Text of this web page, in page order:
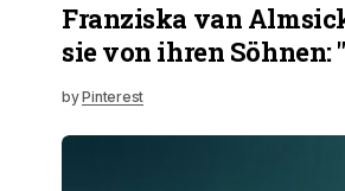
Franziska van
sie von ihren Söhnen:
byPinterest